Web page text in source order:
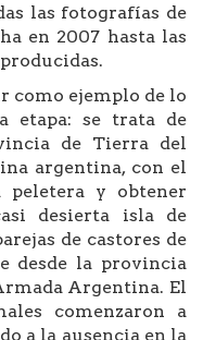
las fotografías de
en 2007 hasta las
como ejemplo de lo
etapa: se trata de
de Tierra del
argentina, con el
y obtener
desierta isla de
de castores de
desde la provincia
Argentina. El
comenzaron a
a la ausencia en la